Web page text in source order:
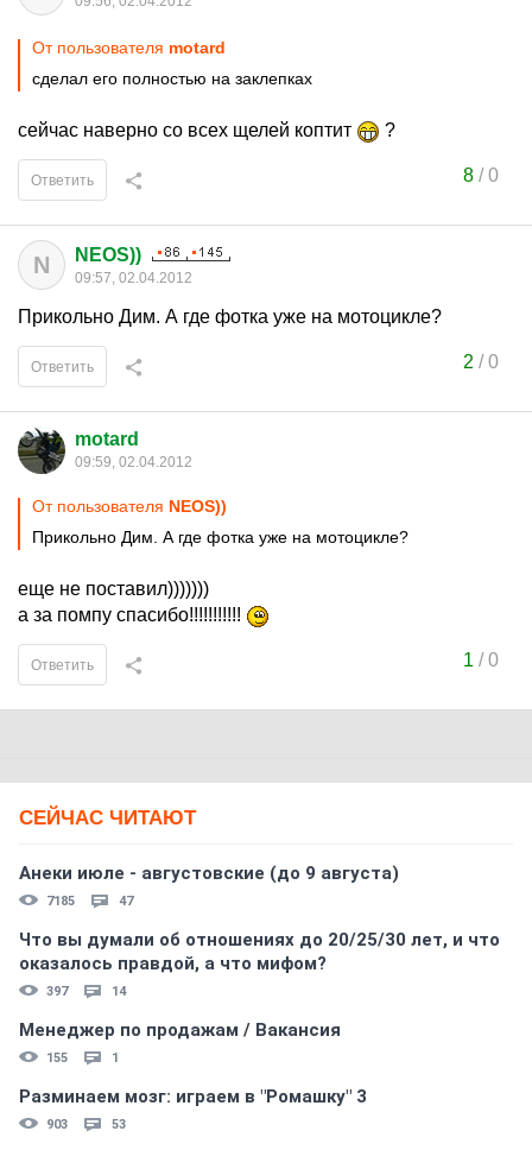
От пользователя motard
сделал его полностью на заклепках
сейчас наверно со всех щелей коптит ?
8/0
Ответить
N NEOS))
09:57, 02.04.2012
Прикольно Дим. А где фотка уже на мотоцикле?
2 /0
Ответить
motard
09:59, 02.04.2012
От пользователя NEOS))
Прикольно Дим. А где фотка уже на мотоцикле?
еще не поставил)))))))
а за помпу спасибо!!!!!!!!!!!
1 /0
Ответить
СЕЙЧАС ЧИТАЮТ
Анеки июле - августовские (до 9 августа)
7185 47
Что вы думали об отношениях до 20/25/30 лет, и что
оказалось правдой, а что мифом?
397 14
Менеджер по продажам / Вакансия
155 1
Разминаем мозг: играем в "Ромашку" 3
903 53